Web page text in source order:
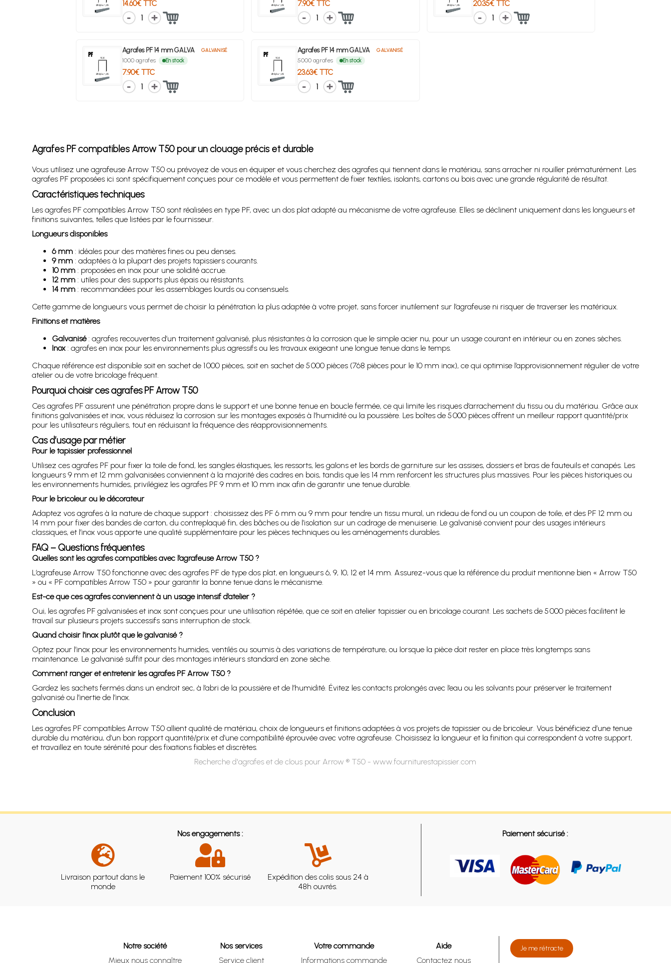
14.60€ TTC
1
7.90€ TTC
1
20.35€ TTC
1
Agrafes PF 14 mm GALVA GALVANISÉ
1000 agrafes En stock
7.90€ TTC
1
Agrafes PF 14 mm GALVA GALVANISÉ
5000 agrafes En stock
23.63€ TTC
1
Agrafes PF compatibles Arrow T50 pour un clouage précis et durable
Vous utilisez une agrafeuse Arrow T50 ou prévoyez de vous en équiper et vous cherchez des agrafes qui tiennent dans le matériau, sans arracher ni rouiller prématurément. Les
agrafes PF proposées ici sont spécifiquement conçues pour ce modèle et vous permettent de fixer textiles, isolants, cartons ou bois avec une grande régularité de résultat.
Caractéristiques techniques
Les agrafes PF compatibles Arrow T50 sont réalisées en type PF, avec un dos plat adapté au mécanisme de votre agrafeuse. Elles se déclinent uniquement dans les longueurs et
finitions suivantes, telles que listées par le fournisseur.
Longueurs disponibles
6 mm: idéales pour des matières fines ou peu denses.
9 mm: adaptées à la plupart des projets tapissiers courants.
10 mm: proposées en inox pour une solidité accrue.
12 mm: utiles pour des supports plus épais ou résistants.
14 mm: recommandées pour les assemblages lourds ou consensuels.
Cette gamme de longueurs vous permet de choisir la pénétration la plus adaptée à votre projet, sans forcer inutilement sur l’agrafeuse ni risquer de traverser les matériaux.
Finitions et matières
Galvanisé: agrafes recouvertes d’un traitement galvanisé, plus résistantes à la corrosion que le simple acier nu, pour un usage courant en intérieur ou en zones sèches.
Inox: agrafes en inox pour les environnements plus agressifs ou les travaux exigeant une longue tenue dans le temps.
Chaque référence est disponible soit en sachet de 1 000 pièces, soit en sachet de 5 000 pièces (768 pièces pour le 10 mm inox), ce qui optimise l’approvisionnement régulier de votre
atelier ou de votre bricolage fréquent.
Pourquoi choisir ces agrafes PF Arrow T50
Ces agrafes PF assurent une pénétration propre dans le support et une bonne tenue en boucle fermée, ce qui limite les risques d’arrachement du tissu ou du matériau. Grâce aux
finitions galvanisées et inox, vous réduisez la corrosion sur les montages exposés à l’humidité ou la poussière. Les boîtes de 5 000 pièces offrent un meilleur rapport quantité/prix
pour les utilisateurs réguliers, tout en réduisant la fréquence des réapprovisionnements.
Cas d’usage par métier
Pour le tapissier professionnel
Utilisez ces agrafes PF pour fixer la toile de fond, les sangles élastiques, les ressorts, les galons et les bords de garniture sur les assises, dossiers et bras de fauteuils et canapés. Les
longueurs 9 mm et 12 mm galvanisées conviennent à la majorité des cadres en bois, tandis que les 14 mm renforcent les structures plus massives. Pour les pièces historiques ou
les environnements humides, privilégiez les agrafes PF 9 mm et 10 mm inox afin de garantir une tenue durable.
Pour le bricoleur ou le décorateur
Adaptez vos agrafes à la nature de chaque support : choisissez des PF 6 mm ou 9 mm pour tendre un tissu mural, un rideau de fond ou un coupon de toile, et des PF 12 mm ou
14 mm pour fixer des bandes de carton, du contreplaqué fin, des bâches ou de l’isolation sur un cadrage de menuiserie. Le galvanisé convient pour des usages intérieurs
classiques, et l’inox vous apporte une qualité supplémentaire pour les pièces techniques ou les aménagements durables.
FAQ – Questions fréquentes
Quelles sont les agrafes compatibles avec l’agrafeuse Arrow T50 ?
L’agrafeuse Arrow T50 fonctionne avec des agrafes PF de type dos plat, en longueurs 6, 9, 10, 12 et 14 mm. Assurez-vous que la référence du produit mentionne bien « Arrow T50
» ou « PF compatibles Arrow T50 » pour garantir la bonne tenue dans le mécanisme.
Est-ce que ces agrafes conviennent à un usage intensif d’atelier ?
Oui, les agrafes PF galvanisées et inox sont conçues pour une utilisation répétée, que ce soit en atelier tapissier ou en bricolage courant. Les sachets de 5 000 pièces facilitent le
travail sur plusieurs projets successifs sans interruption de stock.
Quand choisir l’inox plutôt que le galvanisé ?
Optez pour l’inox pour les environnements humides, ventilés ou soumis à des variations de température, ou lorsque la pièce doit rester en place très longtemps sans
maintenance. Le galvanisé suffit pour des montages intérieurs standard en zone sèche.
Comment ranger et entretenir les agrafes PF Arrow T50 ?
Gardez les sachets fermés dans un endroit sec, à l’abri de la poussière et de l’humidité. Évitez les contacts prolongés avec l’eau ou les solvants pour préserver le traitement
galvanisé ou l’inertie de l’inox.
Conclusion
Les agrafes PF compatibles Arrow T50 allient qualité de matériau, choix de longueurs et finitions adaptées à vos projets de tapissier ou de bricoleur. Vous bénéficiez d’une tenue
durable du matériau, d’un bon rapport quantité/prix et d’une compatibilité éprouvée avec votre agrafeuse. Choisissez la longueur et la finition qui correspondent à votre support,
et travaillez en toute sérénité pour des fixations fiables et discrètes.
Recherche d'agrafes et de clous pour Arrow ® T50 - www.fourniturestapissier.com
Nos engagements :
Livraison partout dans le
monde
Paiement 100% sécurisé
Expédition des colis sous 24 à
48h ouvrés.
Paiement sécurisé :
Notre société
Mieux nous connaître
Nos services
Service client
Votre commande
Informations commande
Aide
Contactez nous
Je me rétracte